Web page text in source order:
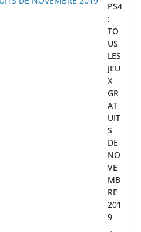
PS4
:
TO
US
LES
JEU
X
GR
AT
UIT
S
DE
NO
VE
MB
RE
201
9